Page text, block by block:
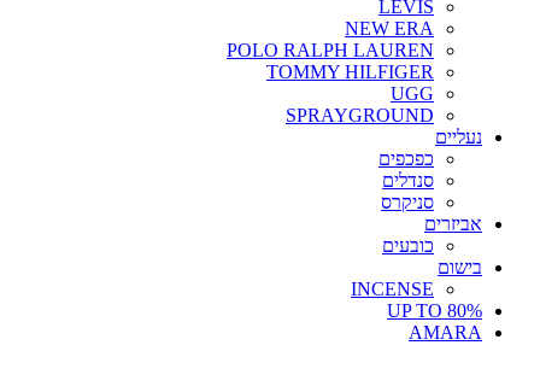
LEVIS
NEW ERA
POLO RALPH LAUREN
TOMMY HILFIGER
UGG
SPRAYGROUND
נעליים
כפכפים
סנדלים
סניקרס
אביזרים
כובעים
בישום
INCENSE
UP TO 80%
AMARA